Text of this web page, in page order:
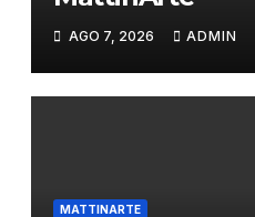
AGO 7, 2026 ADMIN
MATTINARTE